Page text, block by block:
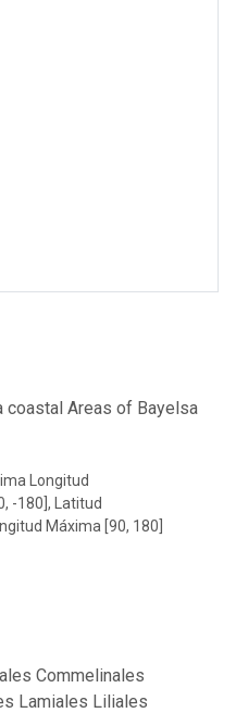
coastal Areas of Bayelsa
Longitud
-180], Latitud
Máxima [90, 180]
Commelinales
Lamiales Liliales